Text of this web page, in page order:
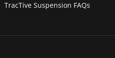
TracTive Suspension FAQs